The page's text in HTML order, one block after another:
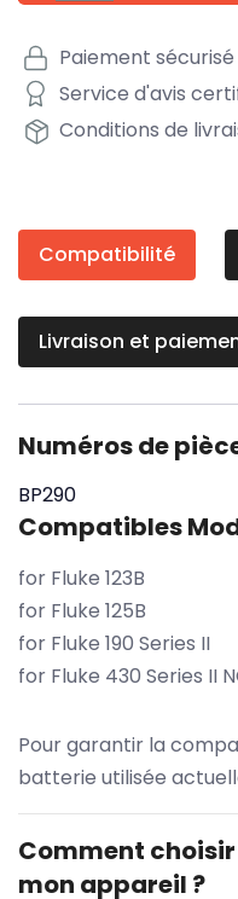
Paiement sécurisé
Service d'avis
Conditions de
Compatibilité
Livraison et
Numéros de
BP290
Compatibles
for Fluke 123B
for Fluke 125B
for Fluke 190 Series II
for Fluke 430 Series II
Pour garantir la
batterie utilisée
Comment
mon appareil ?